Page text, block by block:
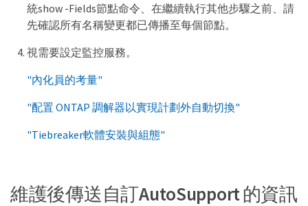
統show -Fields節點命令、在繼續執行其他步驟之前、請
先確認所有名稱變更都已傳播至每個節點。
視需要設定監控服務。
"內化員的考量"
"配置 ONTAP 調解器以實現計劃外自動切換"
"Tiebreaker軟體安裝與組態"
維護後傳送自訂AutoSupport 的資訊